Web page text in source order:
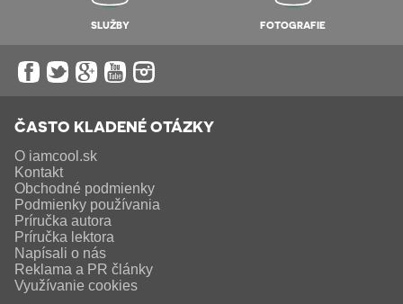
SLUŽBY FOTOGRAFIE
ČASTO KLADENÉ OTÁZKY
O iamcool.sk
Kontakt
Obchodné podmienky
Podmienky používania
Príručka autora
Príručka lektora
Napísali o nás
Reklama a PR články
Využívanie cookies